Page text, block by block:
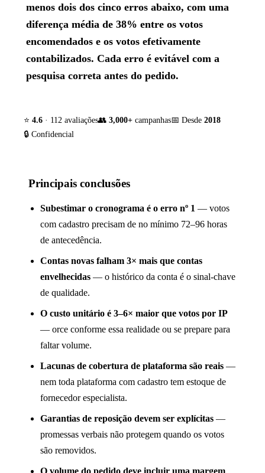
menos dois dos cinco erros abaixo, com uma
diferença média de 38% entre os votos
encomendados e os votos efetivamente
contabilizados. Cada erro é evitável com a
pesquisa correta antes do pedido.
⭐ 4.6 · 112 avaliações👥 3,000+ campanhas📅 Desde 2018
🔒 Confidencial
Principais conclusões
Subestimar o cronograma é o erro nº 1 — votos
com cadastro precisam de no mínimo 72–96 horas
de antecedência.
Contas novas falham 3× mais que contas
envelhecidas — o histórico da conta é o sinal-chave
de qualidade.
O custo unitário é 3–6× maior que votos por IP
— orce conforme essa realidade ou se prepare para
faltar volume.
Lacunas de cobertura de plataforma são reais —
nem toda plataforma com cadastro tem estoque de
fornecedor especialista.
Garantias de reposição devem ser explícitas —
promessas verbais não protegem quando os votos
são removidos.
O volume do pedido deve incluir uma margem